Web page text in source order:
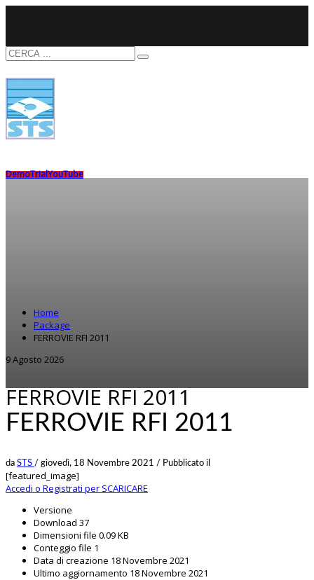
DemoTrialYouTube
Home
Package
FERROVIE RFI 2011
9 Agosto 2026
FERROVIE RFI 2011
FERROVIE RFI 2011
da STS / giovedì, 18 Novembre 2021 / Pubblicato il
[featured_image]
Accedi o Registrati per SCARICARE
Versione
Download 37
Dimensioni file 0.09 KB
Conteggio file 1
Data di creazione 18 Novembre 2021
Ultimo aggiornamento 18 Novembre 2021